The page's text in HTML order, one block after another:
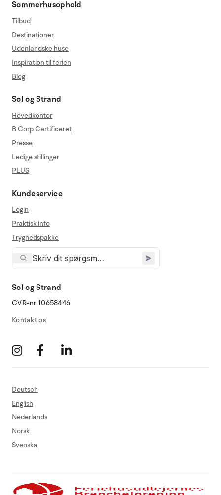
Sommerhusophold
Tilbud
Destinationer
Udenlandske huse
Inspiration til ferien
Blog
Sol og Strand
Hovedkontor
B Corp Certificeret
Presse
Ledige stillinger
PLUS
Kundeservice
Login
Praktisk info
Tryghedspakke
Sol og Strand
CVR-nr 10658446
Kontakt os
Deutsch
English
Nederlands
Norsk
Svenska